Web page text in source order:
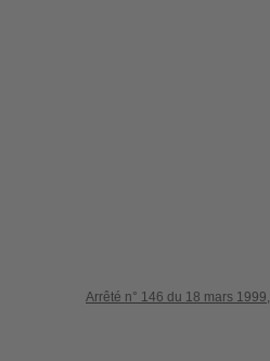
Arrêté n° 146 du 18 mars 1999,